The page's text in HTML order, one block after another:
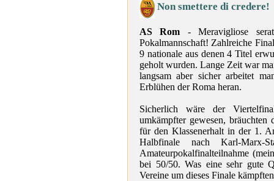
Non smettere di credere!
AS Rom - Meravigliose
Pokalmannschaft! Zahlreiche
9 nationale aus denen 4 Titel
geholt wurden. Lange Zeit war
langsam aber sicher arbeitet
Erblühen der Roma heran.
Sicherlich wäre der
umkämpfter gewesen,
für den Klassenerhalt in der 1.
Halbfinale nach Karl-
Amateurpokalfinalteilnahme
bei 50/50. Was eine sehr gute
Vereine um dieses Finale